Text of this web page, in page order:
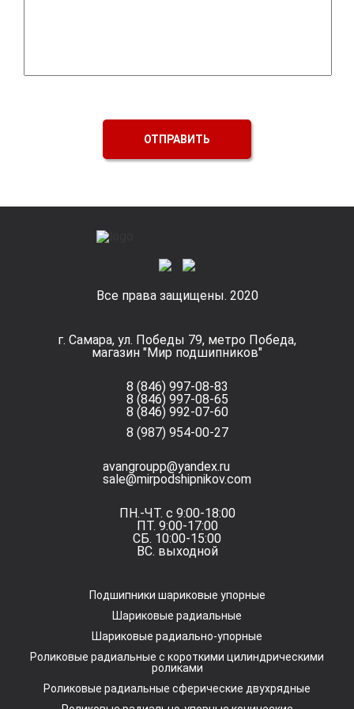
ОТПРАВИТЬ
Все права защищены. 2020
г. Самара, ул. Победы 79, метро Победа,
магазин "Мир подшипников"
8 (846) 997-08-83
8 (846) 997-08-65
8 (846) 992-07-60
8 (987) 954-00-27
avangroupp@yandex.ru
sale@mirpodshipnikov.com
ПН.-ЧТ. с 9:00-18:00
ПТ. 9:00-17:00
СБ. 10:00-15:00
ВС. выходной
Подшипники шариковые упорные
Шариковые радиальные
Шариковые радиально-упорные
Роликовые радиальные с короткими цилиндрическими
роликами
Роликовые радиальные сферические двухрядные